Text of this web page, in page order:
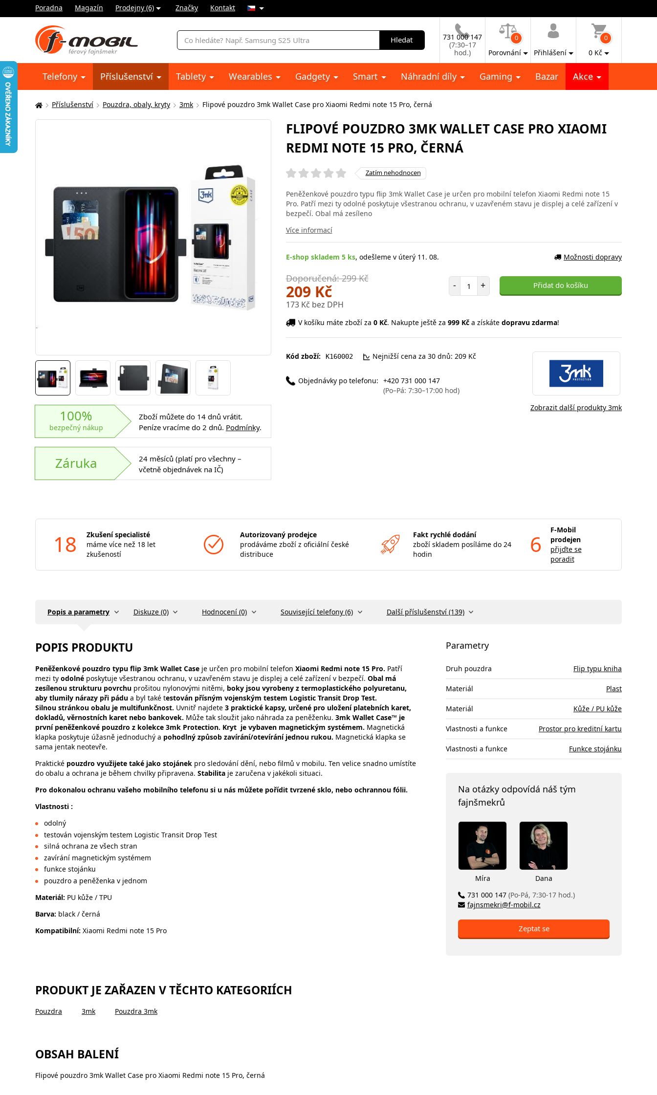
Poradna Magazín Prodejny (6) Značky Kontakt
Vyhledávání
Hledat
731 000 147
(7:30–17
hod.)
0
Porovnání Přihlášení
0
0 Kč
Telefony Příslušenství Tablety Wearables Gadgety Smart Náhradní díly Gaming Bazar Akce
Zde
se
Příslušenství Pouzdra, obaly, kryty 3mk Flipové pouzdro 3mk Wallet Case pro Xiaomi Redmi note 15 Pro, černá
100%
bezpečný nákup
Zboží můžete do 14 dnů vrátit.
Peníze vracíme do 2 dnů. Podmínky.
Záruka
24 měsíců (platí pro všechny –
včetně objednávek na IČ)
FLIPOVÉ POUZDRO 3MK WALLET CASE PRO XIAOMI
REDMI NOTE 15 PRO, ČERNÁ
Zatím nehodnocen
Peněženkové pouzdro typu flip 3mk Wallet Case je určen pro mobilní telefon Xiaomi Redmi note 15
Pro. Patří mezi ty odolné poskytuje všestranou ochranu, v uzavřeném stavu je displej a celé zařízení v
bezpečí. Obal má zesíleno
Více informací
E-shop skladem 5 ks, odešleme v úterý 11. 08. Možnosti dopravy
Doporučená: 299 Kč
209 Kč
173 Kč bez DPH
- Počet položek
+ Přidat do košíku
V košíku máte zboží za 0 Kč. Nakupte ještě za 999 Kča získáte dopravu zdarma!
Kód zboží: K160002 Nejnižší cena za 30 dnů: 209 Kč
Objednávky po telefonu: +420 731 000 147
(Po–Pá: 7:30–17:00 hod)
Zobrazit další produkty 3mk
18
Zkušení specialisté
máme více než 18 let
zkušeností
Autorizovaný prodejce
prodáváme zboží z oficiální české
distribuce
Fakt rychlé dodání
zboží skladem posíláme do 24
hodin
6
F-Mobil
prodejen
přijďte se
poradit
Popis a parametry Diskuze (0) Hodnocení (0) Související telefony (6) Další příslušenství (139)
POPIS PRODUKTU
Peněženkové pouzdro typu flip 3mk Wallet Case je určen pro mobilní telefon Xiaomi Redmi note 15 Pro. Patří
mezi ty odolné poskytuje všestranou ochranu, v uzavřeném stavu je displej a celé zařízení v bezpečí. Obal má
zesílenou strukturu povrchu prošitou nylonovými nitěmi, boky jsou vyrobeny z termoplastického polyuretanu,
aby tlumily nárazy při pádu a byl také testován přísným vojenským testem Logistic Transit Drop Test.
Silnou stránkou obalu je multifunkčnost. Uvnitř najdete 3 praktické kapsy, určené pro uložení platebních karet,
dokladů, věrnostních karet nebo bankovek. Může tak sloužit jako náhrada za peněženku. 3mk Wallet Case™ je
první peněženkové pouzdro z kolekce 3mk Protection. Kryt je vybaven magnetickým systémem. Magnetická
klapka poskytuje úžasně jednoduchý a pohodlný způsob zavírání/otevírání jednou rukou. Magnetická klapka se
sama jentak neotevře.
Praktické pouzdro využijete také jako stojánek pro sledování dění, nebo filmů v mobilu. Ten velice snadno umístíte
do obalu a ochrana je během chvilky připravena. Stabilita je zaručena v jakékoli situaci.
Pro dokonalou ochranu vašeho mobilního telefonu si u nás můžete pořídit tvrzené sklo, nebo ochrannou fólii.
Vlastnosti :
odolný
testován vojenským testem Logistic Transit Drop Test
silná ochrana ze všech stran
zavírání magnetickým systémem
funkce stojánku
pouzdro a peněženka v jednom
Materiál: PU kůže / TPU
Barva: black / černá
Kompatibilní: Xiaomi Redmi note 15 Pro
PRODUKT JE ZAŘAZEN V TĚCHTO KATEGORIÍCH
Pouzdra 3mk Pouzdra 3mk
OBSAH BALENÍ
Flipové pouzdro 3mk Wallet Case pro Xiaomi Redmi note 15 Pro, černá
Parametry
Druh pouzdra Flip typu kniha
Materiál Plast
Materiál Kůže / PU kůže
Vlastnosti a funkce Prostor pro kreditní kartu
Vlastnosti a funkce Funkce stojánku
Na otázky odpovídá náš tým
fajnšmekrů
Míra
Dana
731 000 147 (Po-Pá, 7:30-17 hod.)
fajnsmekri@f-mobil.cz
Zeptat se